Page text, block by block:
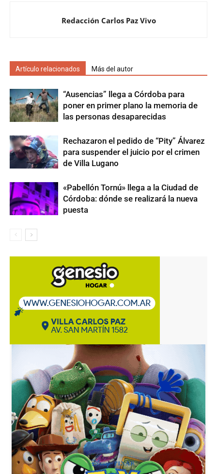
Redacción Carlos Paz Vivo
Artículo relacionados Más del autor
“Ausencias” llega a Córdoba para
poner en primer plano la memoria de
las personas desaparecidas
Rechazaron el pedido de “Pity” Álvarez
para suspender el juicio por el crimen
de Villa Lugano
«Pabellón Tornú» llega a la Ciudad de
Córdoba: dónde se realizará la nueva
puesta